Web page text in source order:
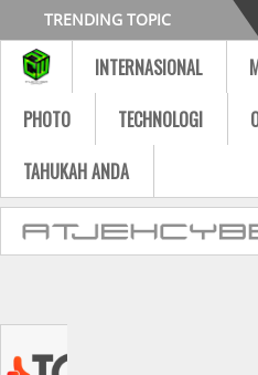
TRENDING TOPIC
#USA vs RUSSIA
Follow
INTERNASIONAL
PHOTO
TECHNOLOGI
TAHUKAH ANDA